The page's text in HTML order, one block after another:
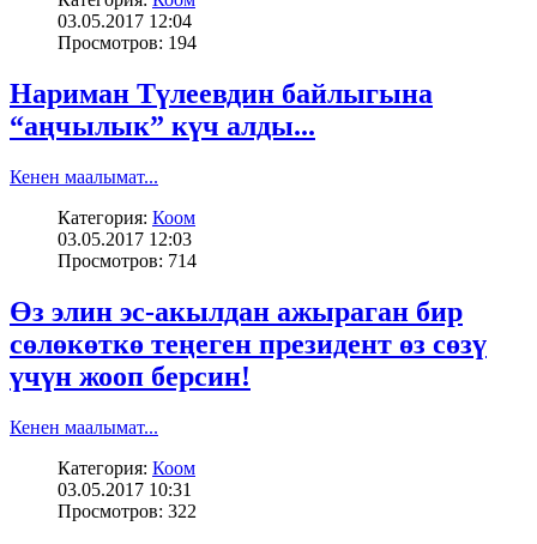
03.05.2017 12:04
Просмотров: 194
Нариман Түлеевдин байлыгына
“аңчылык” күч алды...
Кенен маалымат...
Категория: Коом
03.05.2017 12:03
Просмотров: 714
Өз элин эс-акылдан ажыраган бир
сөлөкөткө теңеген президент өз сөзү
үчүн жооп берсин!
Кенен маалымат...
Категория: Коом
03.05.2017 10:31
Просмотров: 322